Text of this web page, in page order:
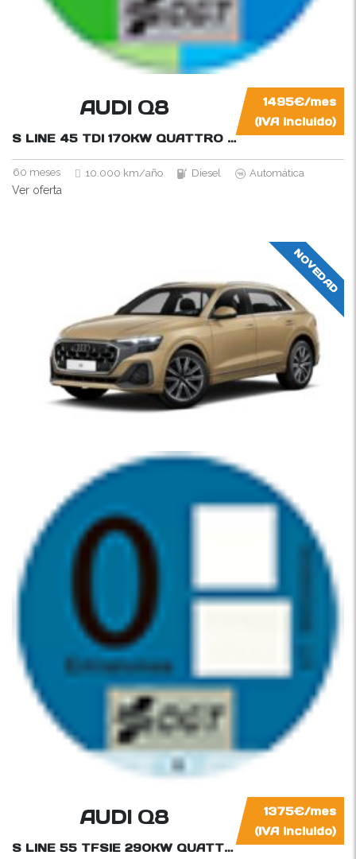
1495€/mes
(IVA incluido)
AUDI Q8
S LINE 45 TDI 170KW QUATTRO TIPTRONIC 231CV
60 meses 10.000 km/año Diesel Automática
Ver oferta
NOVEDAD
1375€/mes
(IVA incluido)
AUDI Q8
S LINE 55 TFSIE 290KW QUATTRO TIPTRONIC